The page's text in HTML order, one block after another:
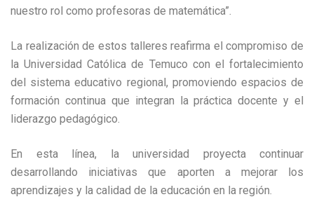
nuestro rol como profesoras de matemática”.
La realización de estos talleres reafirma el compromiso de
la Universidad Católica de Temuco con el fortalecimiento
del sistema educativo regional, promoviendo espacios de
formación continua que integran la práctica docente y el
liderazgo pedagógico.
En esta línea, la universidad proyecta continuar
desarrollando iniciativas que aporten a mejorar los
aprendizajes y la calidad de la educación en la región.